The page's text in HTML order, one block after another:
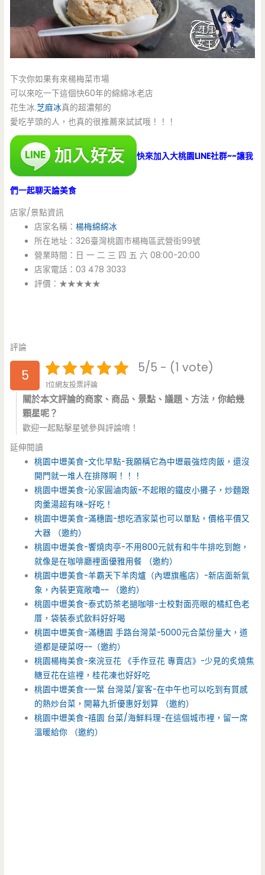
下次你如果有來楊梅菜市場
可以來吃一下這個快60年的綿綿冰老店
花生冰.芝麻冰真的超濃郁的
愛吃芋頭的人，也真的很推薦來試試哦！！！
快來加入大桃園LINE社群~~讓我
們一起聊天論美食
店家/景點資訊
店家名稱：楊梅綿綿冰
所在地址：326臺灣桃園市楊梅區武營街99號
營業時間：日 一 二 三 四 五 六 08:00-20:00
店家電話：03 478 3033
評價：★★★★★
評論
5 5/5 - (1 vote)
1位網友投票評論
關於本文評論的商家、商品、景點、議題、方法，你給幾
顆星呢？
歡迎一起點擊星號參與評論唷！
延伸閱讀
桃園中壢美食-文化早點-我願稱它為中壢最強焢肉飯，還沒
開門就一堆人在排隊啊！！！
桃園中壢美食-沁家圓滷肉飯-不起眼的鐵皮小攤子，炒麵跟
肉羹湯超有味~好吃！
桃園中壢美食-滿穗園-想吃酒家菜也可以單點，價格平價又
大器 （邀約）
桃園中壢美食-饗燒肉亭-不用800元就有和牛牛排吃到飽，
就像是在咖啡廳裡面優雅用餐 （邀約）
桃園中壢美食-羊霸天下羊肉爐（內壢旗艦店）-新店面新氣
象，內裝更寬敞嚕~~ （邀約）
桃園中壢美食-泰式奶茶老撾咖啡-士校對面亮眼的橘紅色老
厝，袋裝泰式飲料好好喝
桃園中壢美食-滿穗園 手路台灣菜-5000元合菜份量大，道
道都是硬菜呀~~（邀約）
桃園楊梅美食-來浣豆花 《手作豆花 專賣店》-少見的炙燒焦
糖豆花在這裡，桂花凍也好好吃
桃園中壢美食-一葉 台灣菜/宴客-在中午也可以吃到有質感
的熱炒台菜，開幕九折優惠好划算 （邀約）
桃園中壢美食-禧園 台菜/海鮮料理-在這個城市裡，留一席
溫暖給你 （邀約）